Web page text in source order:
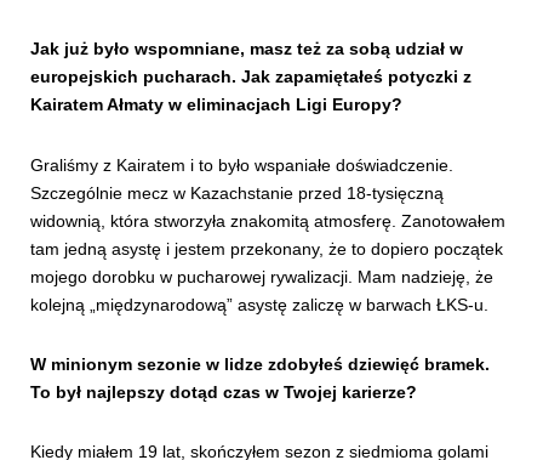
Jak już było wspomniane, masz też za sobą udział w
europejskich pucharach. Jak zapamiętałeś potyczki z
Kairatem Ałmaty w eliminacjach Ligi Europy?
Graliśmy z Kairatem i to było wspaniałe doświadczenie.
Szczególnie mecz w Kazachstanie przed 18-tysięczną
widownią, która stworzyła znakomitą atmosferę. Zanotowałem
tam jedną asystę i jestem przekonany, że to dopiero początek
mojego dorobku w pucharowej rywalizacji. Mam nadzieję, że
kolejną „międzynarodową” asystę zaliczę w barwach ŁKS-u.
W minionym sezonie w lidze zdobyłeś dziewięć bramek.
To był najlepszy dotąd czas w Twojej karierze?
Kiedy miałem 19 lat, skończyłem sezon z siedmioma golami